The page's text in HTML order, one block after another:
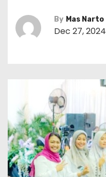
By Mas Narto
Dec 27, 2024